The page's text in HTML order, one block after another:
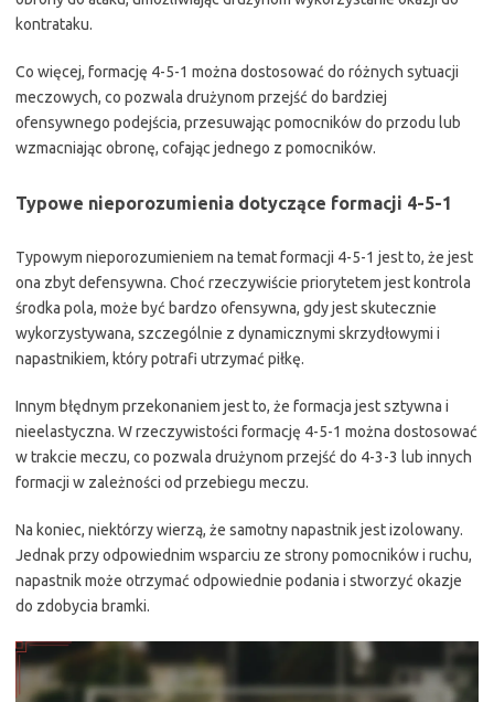
kontrataku.
Co więcej, formację 4-5-1 można dostosować do różnych sytuacji
meczowych, co pozwala drużynom przejść do bardziej
ofensywnego podejścia, przesuwając pomocników do przodu lub
wzmacniając obronę, cofając jednego z pomocników.
Typowe nieporozumienia dotyczące formacji 4-5-1
Typowym nieporozumieniem na temat formacji 4-5-1 jest to, że jest
ona zbyt defensywna. Choć rzeczywiście priorytetem jest kontrola
środka pola, może być bardzo ofensywna, gdy jest skutecznie
wykorzystywana, szczególnie z dynamicznymi skrzydłowymi i
napastnikiem, który potrafi utrzymać piłkę.
Innym błędnym przekonaniem jest to, że formacja jest sztywna i
nieelastyczna. W rzeczywistości formację 4-5-1 można dostosować
w trakcie meczu, co pozwala drużynom przejść do 4-3-3 lub innych
formacji w zależności od przebiegu meczu.
Na koniec, niektórzy wierzą, że samotny napastnik jest izolowany.
Jednak przy odpowiednim wsparciu ze strony pomocników i ruchu,
napastnik może otrzymać odpowiednie podania i stworzyć okazje
do zdobycia bramki.